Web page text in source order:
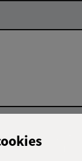
Google reCaptcha
Odoslať
správu